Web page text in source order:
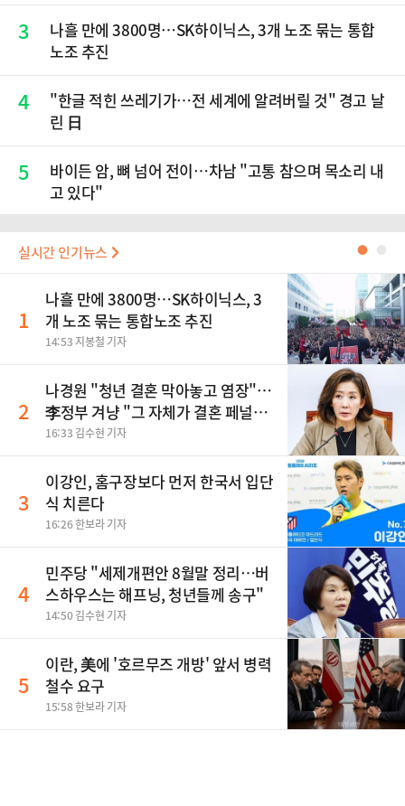
3
나흘 만에 3800명…SK하이닉스, 3개 노조 묶는 통합
노조 추진
4
"한글 적힌 쓰레기가…전 세계에 알려버릴 것" 경고 날
린 日
5
바이든 암, 뼈 넘어 전이…차남 "고통 참으며 목소리 내
고 있다"
실시간 인기뉴스 ●
1
나흘 만에 3800명…SK하이닉스, 3
개 노조 묶는 통합노조 추진
14:53 지봉철 기자
2
나경원 "청년 결혼 막아놓고 염장"…
李정부 겨냥 "그 자체가 결혼 페널
티"
16:33 김수현 기자
3
이강인, 홈구장보다 먼저 한국서 입단
식 치른다
16:26 한보라 기자
4
민주당 "세제개편안 8월말 정리…버
스하우스는 해프닝, 청년들께 송구"
14:50 김수현 기자
5
이란, 美에 '호르무즈 개방' 앞서 병력
철수 요구
15:58 한보라 기자